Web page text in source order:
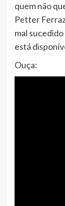
quem não
Petter
mal
está
Ouça: